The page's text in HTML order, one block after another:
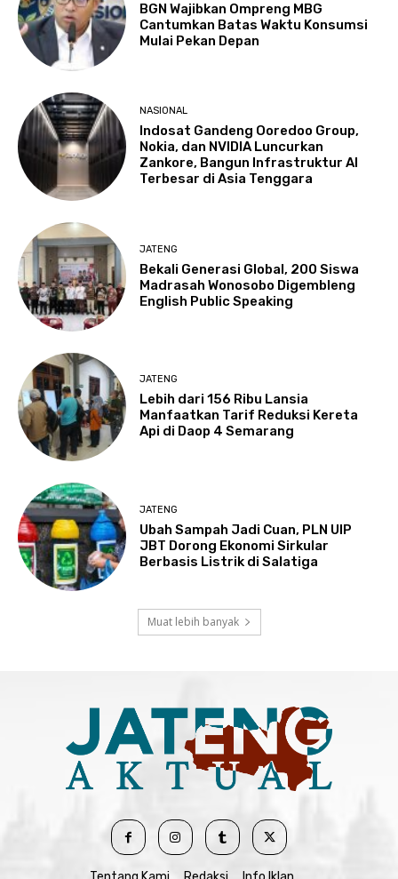
BGN Wajibkan Ompreng MBG
Cantumkan Batas Waktu Konsumsi
Mulai Pekan Depan
NASIONAL
Indosat Gandeng Ooredoo Group,
Nokia, dan NVIDIA Luncurkan
Zankore, Bangun Infrastruktur AI
Terbesar di Asia Tenggara
JATENG
Bekali Generasi Global, 200 Siswa
Madrasah Wonosobo Digembleng
English Public Speaking
JATENG
Lebih dari 156 Ribu Lansia
Manfaatkan Tarif Reduksi Kereta
Api di Daop 4 Semarang
JATENG
Ubah Sampah Jadi Cuan, PLN UIP
JBT Dorong Ekonomi Sirkular
Berbasis Listrik di Salatiga
Muat lebih banyak